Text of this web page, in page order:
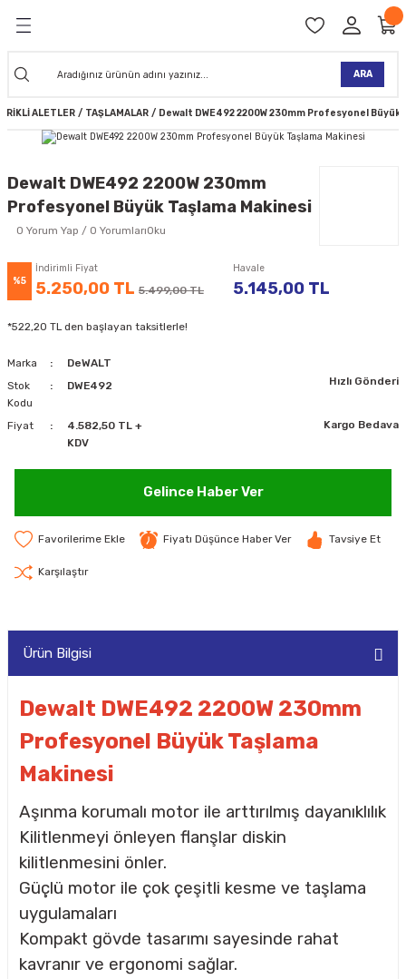
MAKİNELERİ
MAKİNELERİ
ARA
ALETLER TAŞLAMALAR Dewalt DWE492 2200W 230mm Profesyonel Büyük
Dewalt DWE492 2200W 230mm
Profesyonel Büyük Taşlama Makinesi
0 Yorum Yap / 0 YorumlarıOku
%5
İndirimli Fiyat
5.250,00 TL 5.499,00 TL
Havale
5.145,00 TL
*522,20 TL den başlayan taksitlerle!
Marka
DeWALT
Stok
Kodu
DWE492
Fiyat
4.582,50 TL +
KDV
Hızlı Gönderi
Kargo Bedava
Gelince Haber Ver
Fiyatı Düşünce Haber Ver Tavsiye Et
Karşılaştır
Ürün Bilgisi
Dewalt DWE492 2200W 230mm
Profesyonel Büyük Taşlama
Makinesi
Aşınma korumalı motor ile arttırılmış dayanıklılık
Kilitlenmeyi önleyen flanşlar diskin
kilitlenmesini önler.
Güçlü motor ile çok çeşitli kesme ve taşlama
uygulamaları
Kompakt gövde tasarımı sayesinde rahat
kavranır ve ergonomi sağlar.